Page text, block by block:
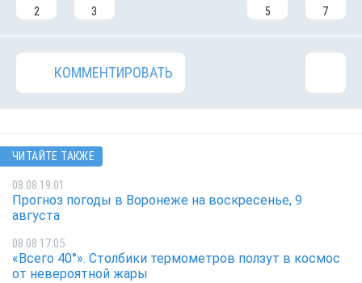
2 3 5 7
КОММЕНТИРОВАТЬ
ЧИТАЙТЕ ТАКЖЕ
08.08 19:01
Прогноз погоды в Воронеже на воскресенье, 9
августа
08.08 17:05
«Всего 40°». Столбики термометров ползут в космос
от невероятной жары